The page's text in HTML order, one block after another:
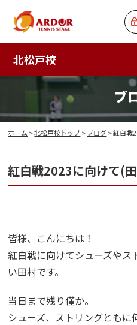
北松戸校
ブ
ホーム >北松戸校トップ>ブログ> 紅白戦
紅白戦2023に向けて(
皆様、こんにちは！
紅白戦に向けてシューズやス
い田村です。
当日まで残り僅か。
シューズ、ストリングとも